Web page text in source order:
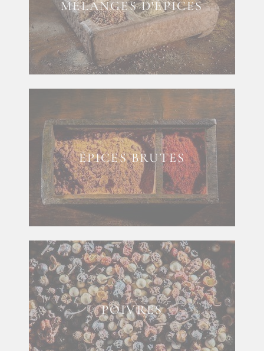
MÉLANGES D'ÉPICES
ÉPICES BRUTES
POIVRES